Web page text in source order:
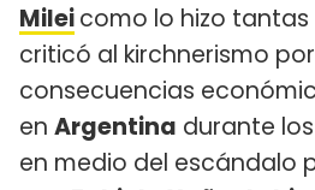
Mileicomo lo hizo
criticó al kirchnerismo
consecuencias
en Argentina durante
en medio del escándalo